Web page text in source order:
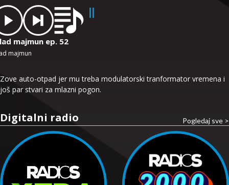
majmun ep. 52
majmun
Zove auto-otpad jer mu treba modulatorski tranformator vremena i
još par stvari za mlazni pogon.
Digitalni radio Pogledaj sve >